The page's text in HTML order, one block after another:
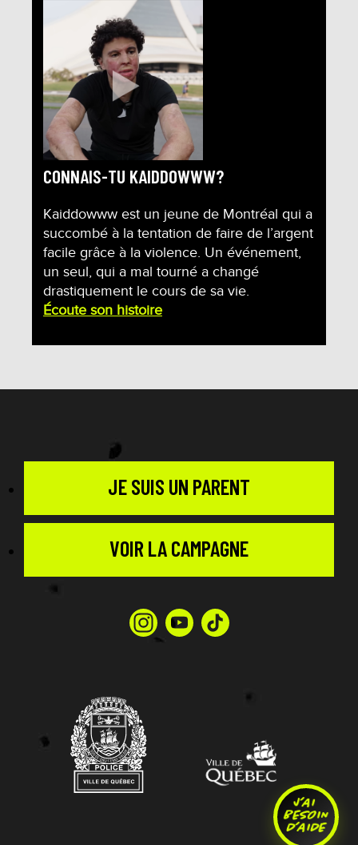
CONNAIS-TU KAIDDOWWW?
Kaiddowww est un jeune de Montréal qui a
succombé à la tentation de faire de l’argent
facile grâce à la violence. Un événement,
un seul, qui a mal tourné a changé
drastiquement le cours de sa vie.
Écoute son histoire
JE SUIS UN PARENT
VOIR LA CAMPAGNE
InstagramYoutubeTikTok